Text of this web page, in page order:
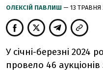
ОЛЕКСІЙ ПАВЛИШ — 13 ТРАВНЯ
У січні-березні 2024
провело 46